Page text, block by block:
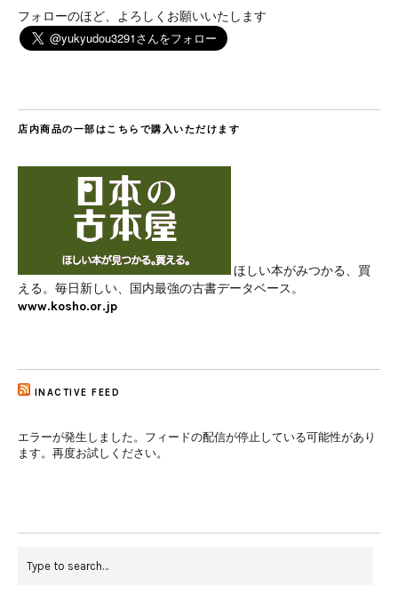
フォローのほど、よろしくお願いいたします
店内商品の一部はこちらで購入いただけます
ほしい本がみつかる、買
える。毎日新しい、国内最強の古書データベース。
www.kosho.or.jp
INACTIVE FEED
エラーが発生しました。フィードの配信が停止している可能性があり
ます。再度お試しください。